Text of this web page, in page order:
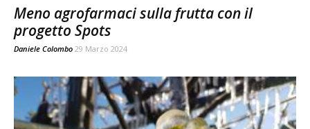
Meno agrofarmaci sulla frutta con il
progetto Spots
Daniele Colombo 29 Marzo 2024